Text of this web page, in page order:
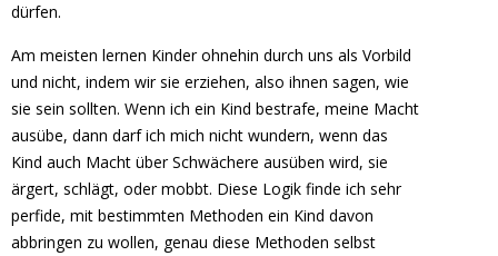
dürfen.
Am meisten lernen Kinder ohnehin durch uns als Vorbild
und nicht, indem wir sie erziehen, also ihnen sagen, wie
sie sein sollten. Wenn ich ein Kind bestrafe, meine Macht
ausübe, dann darf ich mich nicht wundern, wenn das
Kind auch Macht über Schwächere ausüben wird, sie
ärgert, schlägt, oder mobbt. Diese Logik finde ich sehr
perfide, mit bestimmten Methoden ein Kind davon
abbringen zu wollen, genau diese Methoden selbst